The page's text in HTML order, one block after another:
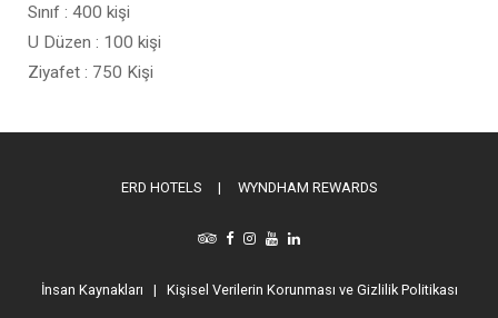
Sınıf : 400 kişi
U Düzen : 100 kişi
Ziyafet : 750 Kişi
ERD HOTELS | WYNDHAM REWARDS
İnsan Kaynakları | Kişisel Verilerin Korunması ve Gizlilik Politikası